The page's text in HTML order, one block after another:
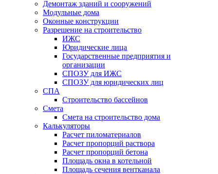
Демонтаж зданий и сооружений
Модульные дома
Оконные конструкции
Разрешение на строительство
ИЖС
Юридические лица
Государственные предприятия и
организации
СПОЗУ для ИЖС
СПОЗУ для юридических лиц
СПА
Строительство бассейнов
Смета
Смета на строительство дома
Калькуляторы
Расчет пиломатериалов
Расчет пропорций раствора
Расчет пропорций бетона
Площадь окна в котельной
Площадь сечения вентканала